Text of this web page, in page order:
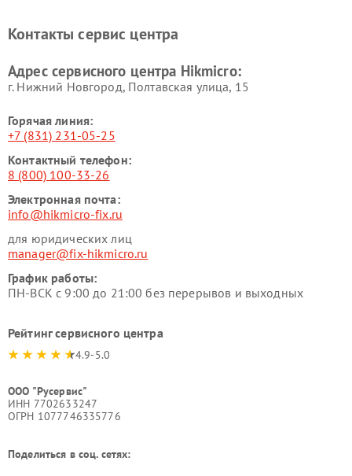
Контакты сервис центра
Адрес сервисного центра Hikmicro:
г. Нижний Новгород, Полтавская улица, 15
Горячая линия:
+7 (831) 231-05-25
Контактный телефон:
8 (800) 100-33-26
Электронная почта:
info@hikmicro-fix.ru
для юридических лиц
manager@fix-hikmicro.ru
График работы:
ПН-ВСК с 9:00 до 21:00 без перерывов и выходных
Рейтинг сервисного центра
4.9-5.0
ООО "Русервис"
ИНН 7702633247
ОГРН 1077746335776
Поделиться в соц. сетях: